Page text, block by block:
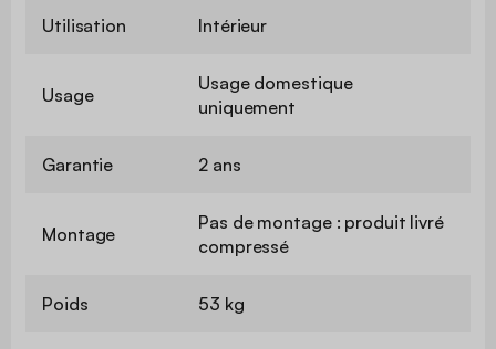
Utilisation Intérieur
Usage
Usage domestique
uniquement
Garantie 2 ans
Montage
Pas de montage : produit livré
compressé
Poids 53 kg